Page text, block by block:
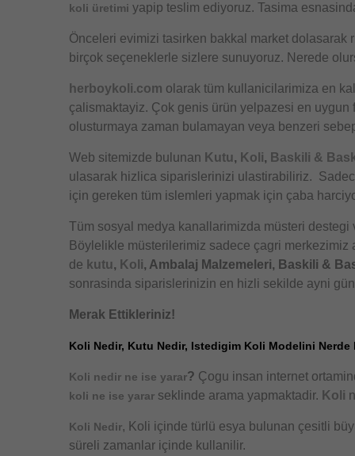
koli üretimi yapip teslim ediyoruz. Tasima
Önceleri evimizi tasirken bakkal market dolasarak
birçok seçeneklerle sizlere sunuyoruz. Nerede
herboykoli.com olarak tüm kullanicilarimiza en
çalismaktayiz. Çok genis ürün yelpazesi en
olusturmaya zaman bulamayan veya benzeri
Web sitemizde bulunan Kutu, Koli, Baskili &
ulasarak hizlica siparislerinizi ulastirabiliriz.
için gereken tüm islemleri yapmak için çaba
Tüm sosyal medya kanallarimizda müsteri
Böylelikle müsterilerimiz sadece çagri
de kutu, Koli, Ambalaj Malzemeleri, Baskili &
sonrasinda siparislerinizin en hizli sekilde ayni
Merak Ettikleriniz!
Koli Nedir, Kutu Nedir, Istedigim Koli Modelini
Koli nedir ne ise yarar? Çogu insan internet
koli ne ise yarar seklinde arama yapmaktadir. Koli
Koli Nedir, Koli içinde türlü esya bulunan çesitli
süreli zamanlar içinde kullanilir.